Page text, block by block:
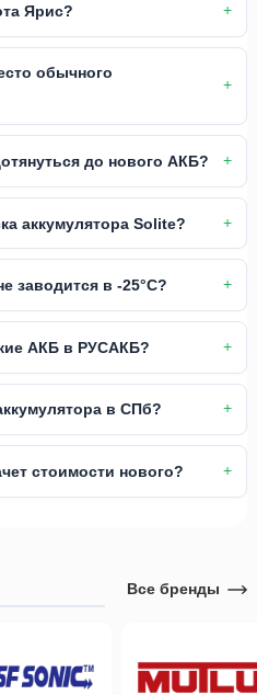
Ярис?
обычного
до нового АКБ?
аккумулятора Solite?
заводится в -25°C?
АКБ в РУСАКБ?
в СПб?
стоимости нового?
Все бренды